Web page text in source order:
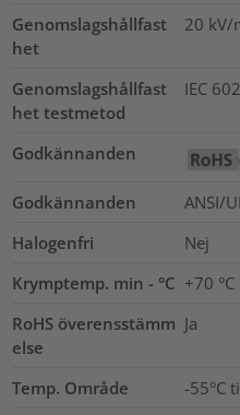
Genomslagshållfast
het
20 kV/
Genomslagshållfast
het testmetod
IEC
Godkännanden
Godkännanden
ANSI/
Halogenfri
Nej
Krymptemp. min - °C +70 °C
RoHS överensstämm
else
Ja
Temp. Område
-55°C